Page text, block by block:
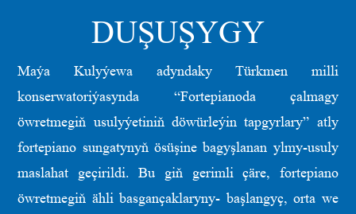
DUŞUŞYGY
Maýa Kulyýewa adyndaky Türkmen milli
konserwatoriýasynda “Fortepianoda çalmagy
öwretmegiň usulyýetiniň döwürleýin tapgyrlary” atly
fortepiano sungatynyň ösüşine bagyşlanan ylmy-usuly
maslahat geçirildi. Bu giň gerimli çäre, fortepiano
öwretmegiň ähli basgançaklaryny- başlangyç, orta we